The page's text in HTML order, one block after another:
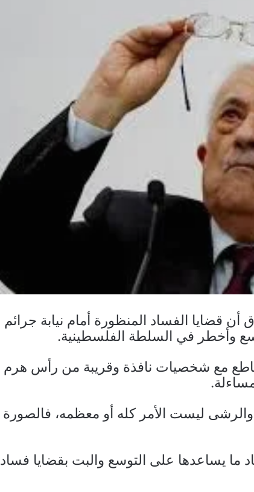
قضايا الفساد المنظورة أمام نيابة جرائم
وأخطر في السلطة الفلسطينية.
مع شخصيات نافذة وقريبة من رأس هرم
والرشى ليست الأمر كله أو معظمه، فالصورة
ما يساعدها على التوسع والبت بقضايا فساد